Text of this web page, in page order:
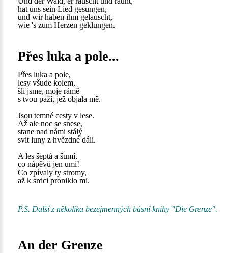
hat uns sein Lied gesungen,
und wir haben ihm gelauscht,
wie 's zum Herzen geklungen.
Přes luka a pole...
Přes luka a pole,
lesy všude kolem,
šli jsme, moje rámě
s tvou paží, jež objala mě.
Jsou temné cesty v lese.
Až ale noc se snese,
stane nad námi stálý
svit luny z hvězdné dáli.
A les šeptá a šumí,
co nápěvů jen umí!
Co zpívaly ty stromy,
až k srdci proniklo mi.
P.S. Další z několika bezejmenných básní knihy "Die Grenze".
An der Grenze